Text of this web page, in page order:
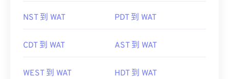
NST 到 WAT PDT 到 WAT
CDT 到 WAT AST 到 WAT
WEST 到 WAT HDT 到 WAT